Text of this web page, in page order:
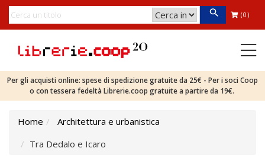
(0)
Per gli acquisti online: spese di spedizione gratuite da 25€ - Per i soci Coop
o con tessera fedeltà Librerie.coop gratuite a partire da 19€.
Home
Architettura e urbanistica
Tra Dedalo e Icaro